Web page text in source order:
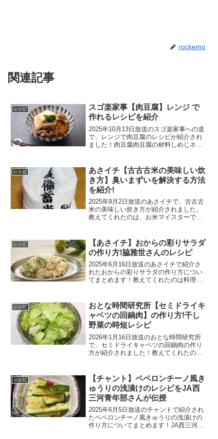
rockemo
関連記事
レシピ
スゴ楽家事【肉豆腐】レンジ で
作れるレシピを紹介
2025年10月13日放送のスゴ楽家事への道
で、レンジで肉豆腐のレシピが紹介され
ました！肉豆腐肉豆腐の材料しめじネギ
っかり混ぜ合わせておくと冷蔵保存で1か
月くらい...
レシピ
あさイチ【古古古米の美味しい炊
き方】臭いまずいを解決する方法
を紹介!
2025年9月2日放送のあさイチで、古古古
米の美味しい炊き方が紹介されました。
教えてくれたのは、お米マイスターで米
方の材料米：2合水、氷：カップ２酒、サ
ラダ油：小さじ２...
レシピ
【あさイチ】おからの彩りサラダ
の作り方!脇雅世さんのレシピ
2025年6月16日放送のあさイチで紹介さ
れたおからの彩りサラダの作り方につい
てまとめます！教えてくれたのは料理研
人分おから：150gかぶ、トマト：1個きゅ
うり：1/...
レシピ
おとな時間研究所【セミドライキ
ャベツの回鍋肉】の作り方!干し
野菜の時短レシピ
2026年1月16日放送のおとな時間研究所
で、セミドライキャベツの回鍋肉の作り
方が紹介されました！教えてくれたの
ドライキャベツの回鍋肉の材料～調味料
～みそ：大さじ1砂糖...
レシピ
【チャント】ペペロンチーノ風き
ゅうりの浅漬けのレシピをJA西
三河青年部さんが伝授
2025年6月5日放送のチャントで紹介され
たペペロンチーノ風きゅうりの浅漬けの
作り方についてまとめます！JA西三河青